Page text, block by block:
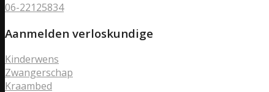
06-22125834
Aanmelden verloskundige
Kinderwens
Zwangerschap
Kraambed